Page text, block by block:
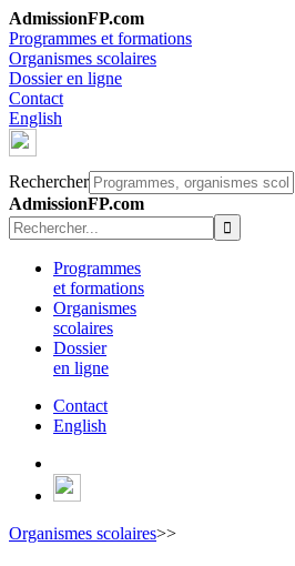
AdmissionFP.com
Programmes et formations
Organismes scolaires
Dossier en ligne
Contact
English
Rechercher
AdmissionFP.com
Programmes
et formations
Organismes
scolaires
Dossier
en ligne
Contact
English
Organismes scolaires>>